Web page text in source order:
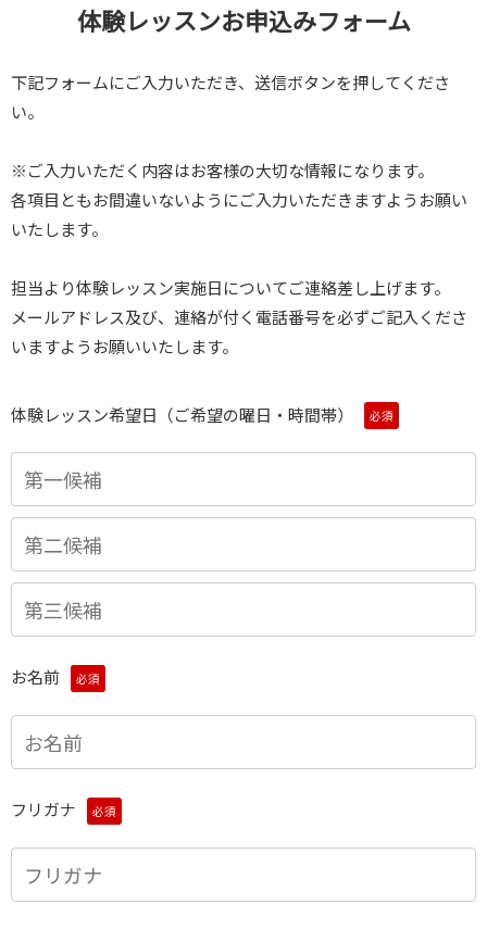
体験レッスンお申込みフォーム
下記フォームにご入力いただき、送信ボタンを押してくださ
い。
※ご入力いただく内容はお客様の大切な情報になります。
各項目ともお間違いないようにご入力いただきますようお願い
いたします。
担当より体験レッスン実施日についてご連絡差し上げます。
メールアドレス及び、連絡が付く電話番号を必ずご記入くださ
いますようお願いいたします。
体験レッスン希望日（ご希望の曜日・時間帯） 必須
お名前 必須
フリガナ 必須